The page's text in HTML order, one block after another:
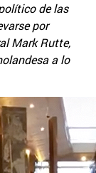
de las
por
Mark Rutte,
a lo